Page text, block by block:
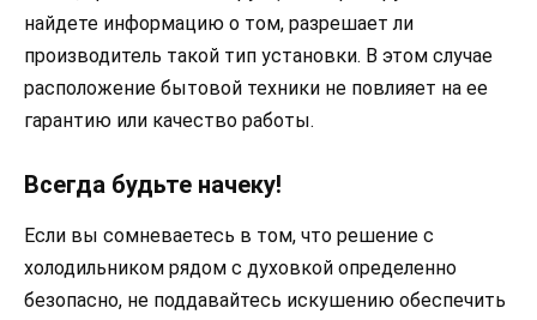
найдете информацию о том, разрешает ли
производитель такой тип установки. В этом случае
расположение бытовой техники не повлияет на ее
гарантию или качество работы.
Всегда будьте начеку!
Если вы сомневаетесь в том, что решение с
холодильником рядом с духовкой определенно
безопасно, не поддавайтесь искушению обеспечить